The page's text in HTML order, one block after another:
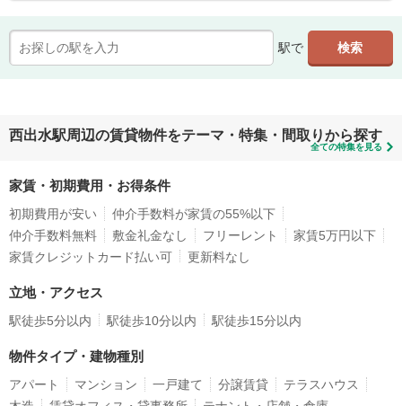
駅で
西出水駅周辺の賃貸物件をテーマ・特集・間取りから探す
全ての特集を見る
家賃・初期費用・お得条件
初期費用が安い
仲介手数料が家賃の55%以下
仲介手数料無料
敷金礼金なし フリーレント
家賃5万円以下
家賃クレジットカード払い可
更新料なし
立地・アクセス
駅徒歩5分以内 駅徒歩10分以内 駅徒歩15分以内
物件タイプ・建物種別
アパート マンション 一戸建て 分譲賃貸
テラスハウス